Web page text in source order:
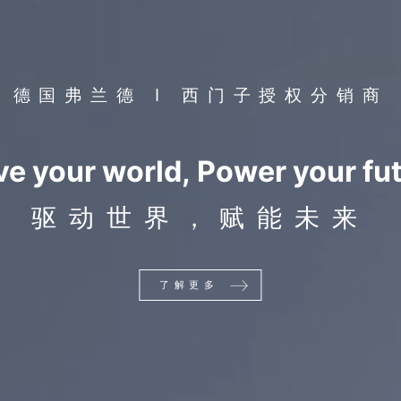
德国弗兰德 I 西门子授权分销商
your world, Power your
驱动世界，赋能未来
了解更多